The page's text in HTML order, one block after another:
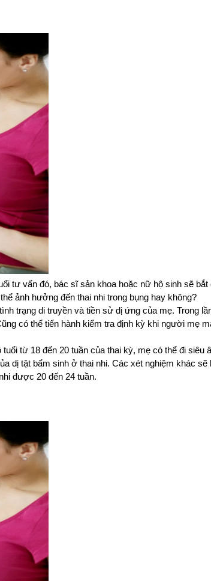
tư vấn đó, bác sĩ sản khoa hoặc nữ hộ sinh sẽ
ảnh hưởng đến thai nhi trong bụng hay không?
trạng di truyền và tiền sử dị ứng của mẹ. Trong
có thể tiến hành kiểm tra định kỳ khi người mẹ
từ 18 đến 20 tuần của thai kỳ, mẹ có thể đi siêu
dị tật bẩm sinh ở thai nhi. Các xét nghiệm khác sẽ
được 20 đến 24 tuần.